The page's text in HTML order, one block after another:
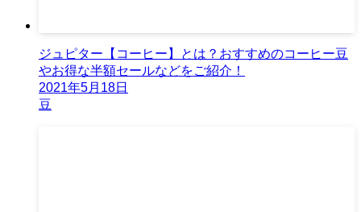
ジュピター【コーヒー】とは？おすすめのコーヒー豆
やお得な半額セールなどをご紹介！
2021年5月18日
豆